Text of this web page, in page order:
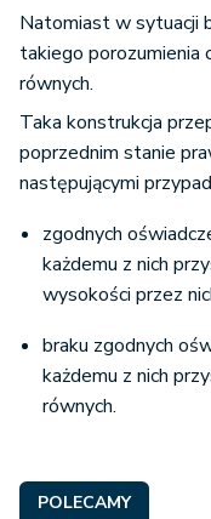
Natomiast w sytuacji
takiego porozumienia
równych.
Taka konstrukcja
poprzednim stanie
następującymi
zgodnych
każdemu z nich
wysokości przez
braku zgodnych
każdemu z nich
równych.
POLECAMY